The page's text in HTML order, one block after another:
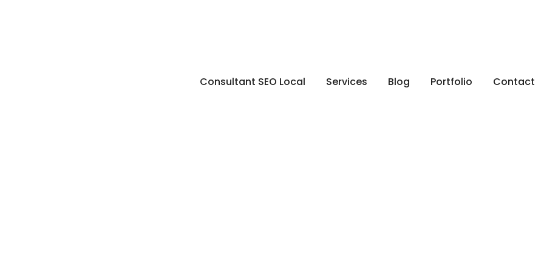
Consultant SEO Local Services Blog Portfolio Contact